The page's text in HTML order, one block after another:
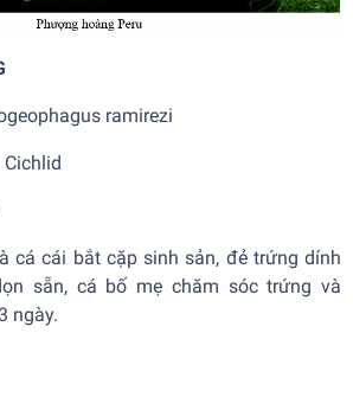
ramirezi
Cichlid
cá cái bắt cặp sinh sản, đẻ trứng dính
sẵn, cá bố mẹ chăm sóc trứng và
ngày.